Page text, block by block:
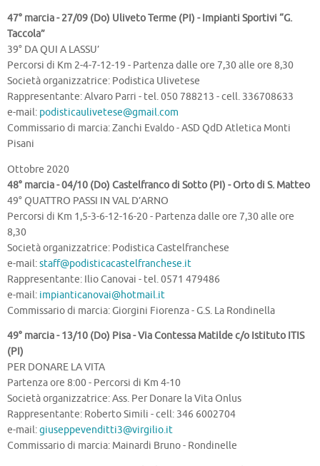
47° marcia - 27/09 (Do) Uliveto Terme (PI) - Impianti Sportivi “G.
Taccola”
39° DA QUI A LASSU’
Percorsi di Km 2-4-7-12-19 - Partenza dalle ore 7,30 alle ore 8,30
Società organizzatrice: Podistica Ulivetese
Rappresentante: Alvaro Parri - tel. 050 788213 - cell. 336708633
e-mail: podisticaulivetese@gmail.com
Commissario di marcia: Zanchi Evaldo - ASD QdD Atletica Monti
Pisani
Ottobre 2020
48° marcia - 04/10 (Do) Castelfranco di Sotto (PI) - Orto di S. Matteo
49° QUATTRO PASSI IN VAL D’ARNO
Percorsi di Km 1,5-3-6-12-16-20 - Partenza dalle ore 7,30 alle ore
8,30
Società organizzatrice: Podistica Castelfranchese
e-mail:staff@podisticacastelfranchese.it
Rappresentante: Ilio Canovai - tel. 0571 479486
e-mail: impianticanovai@hotmail.it
Commissario di marcia: Giorgini Fiorenza - G.S. La Rondinella
49° marcia - 13/10 (Do) Pisa - Via Contessa Matilde c/o Istituto ITIS
(PI)
PER DONARE LA VITA
Partenza ore 8:00 - Percorsi di Km 4-10
Società organizzatrice: Ass. Per Donare la Vita Onlus
Rappresentante: Roberto Simili - cell: 346 6002704
e-mail:giuseppevenditti3@virgilio.it
Commissario di marcia: Mainardi Bruno - Rondinelle